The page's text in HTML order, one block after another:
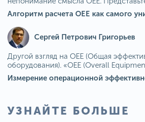
Сергей Петрович Григорьев
Другой взгляд на OEE (Общая
оборудования). «OEE (Overall
УЗНАЙТЕ БОЛЬШЕ